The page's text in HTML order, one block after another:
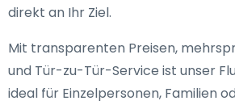
direkt an Ihr Ziel.
Mit transparenten Preisen,
und Tür-zu-Tür-Service ist unser
ideal für Einzelpersonen, Familien